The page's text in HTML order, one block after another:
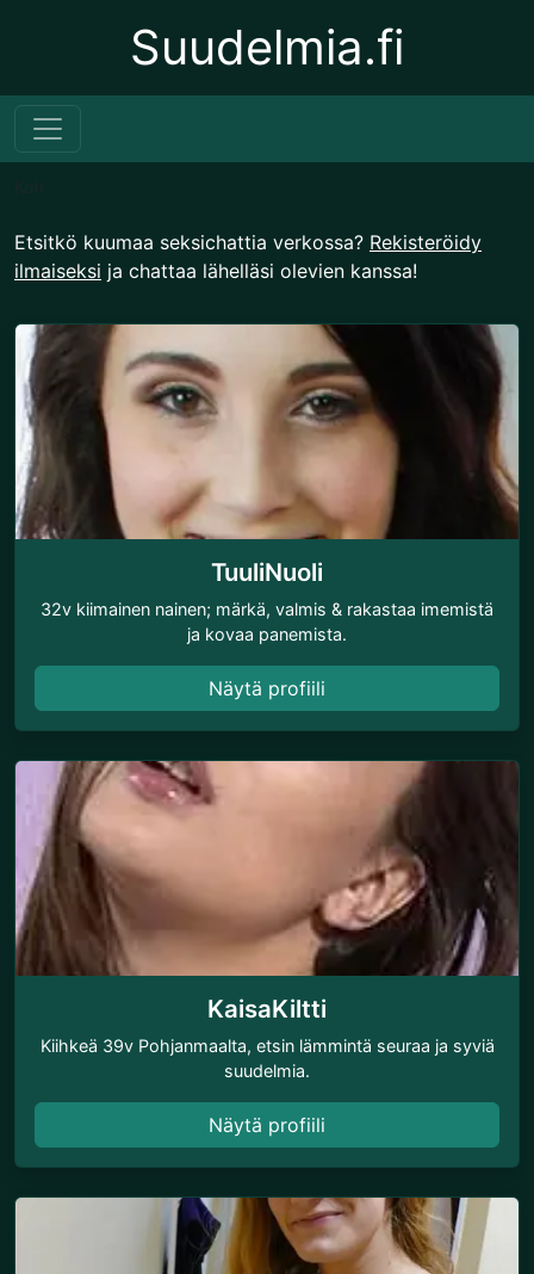
Suudelmia.fi
Etsitkö kuumaa seksichattia verkossa? Rekisteröidy
ilmaiseksi ja chattaa lähelläsi olevien kanssa!
TuuliNuoli
32v kiimainen nainen; märkä, valmis & rakastaa imemistä
ja kovaa panemista.
Näytä profiili
KaisaKiltti
Kiihkeä 39v Pohjanmaalta, etsin lämmintä seuraa ja syviä
suudelmia.
Näytä profiili